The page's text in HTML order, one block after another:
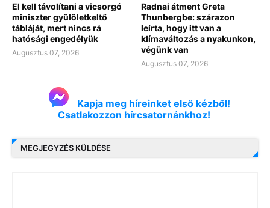
El kell távolítani a vicsorgó
miniszter gyülöletkeltő
tábláját, mert nincs rá
hatósági engedélyük
Augusztus 07, 2026
Radnai átment Greta
Thunbergbe: szárazon
leírta, hogy itt van a
klímaváltozás a nyakunkon,
végünk van
Augusztus 07, 2026
Kapja meg híreinket első kézből!
Csatlakozzon hírcsatornánkhoz!
MEGJEGYZÉS KÜLDÉSE